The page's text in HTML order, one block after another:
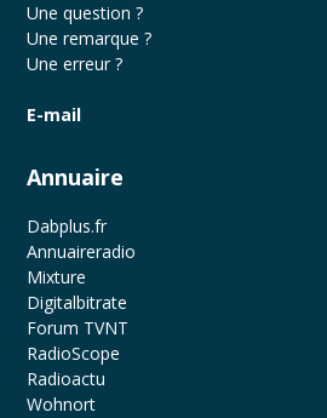
Une question ?
Une remarque ?
Une erreur ?
E-mail
Annuaire
Dabplus.fr
Annuaireradio
Mixture
Digitalbitrate
Forum TVNT
RadioScope
Radioactu
Wohnort